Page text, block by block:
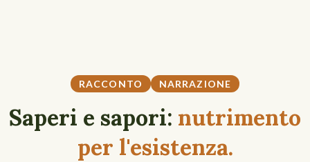
RACCONTO NARRAZIONE
Saperi e sapori: nutrimento
per l'esistenza.